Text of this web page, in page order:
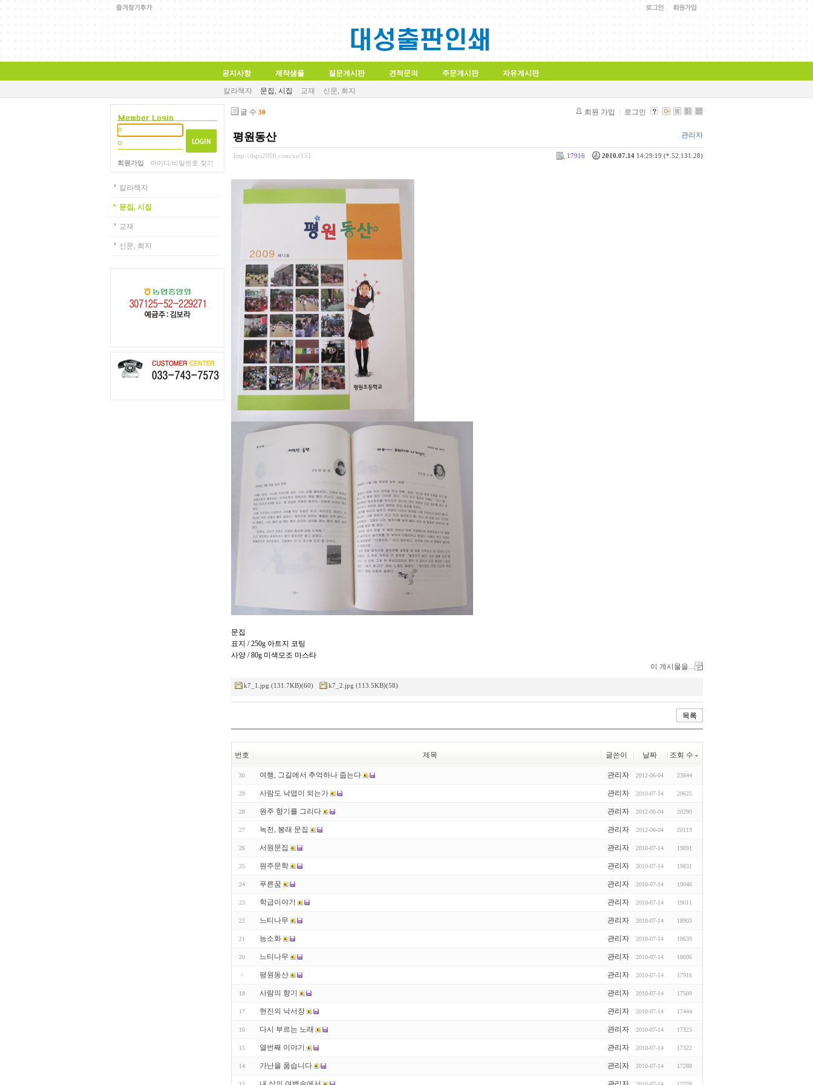
공지사항 제작샘플 질문게시판 견적문의 주문게시판 자유게시판
칼라책자 문집, 시집 교재 신문, 회지
회원가입 아이디/비밀번호 찾기
칼라책자
문집, 시집
교재
신문, 회지
글 수 30 회원 가입 로그인
평원동산 관리자
http://dsps2000.com/xe/151 2010.07.14 14:29:19 (*.52.131.28)
17916
문집
표지 / 250g 아트지 코팅
사양 / 80g 미색모조 마스타
이 게시물을...
k7_1.jpg (131.7KB)(60) k7_2.jpg (113.5KB)(58)
목록
번호 제목 글쓴이 날짜 조회 수
30 여행, 그길에서 추억하나 줍는다 관리자 2012-06-04 23844
29 사람도 낙엽이 되는가 관리자 2010-07-14 20625
28 원주 향기를 그리다 관리자 2012-06-04 20290
27 녹전, 봉래 문집 관리자 2012-06-04 20119
26 서원문집 관리자 2010-07-14 19891
25 원주문학 관리자 2010-07-14 19831
24 푸른꿈 관리자 2010-07-14 19046
23 학급이야기 관리자 2010-07-14 19011
22 느티나무 관리자 2010-07-14 18903
21 능소화 관리자 2010-07-14 18639
20 느티나무 관리자 2010-07-14 18606
평원동산 관리자 2010-07-14 17916
18 사람의 향기 관리자 2010-07-14 17509
17 현진의 낙서장 관리자 2010-07-14 17444
16 다시 부르는 노래 관리자 2010-07-14 17323
15 열번째 이야기 관리자 2010-07-14 17322
14 가난을 품습니다 관리자 2010-07-14 17288